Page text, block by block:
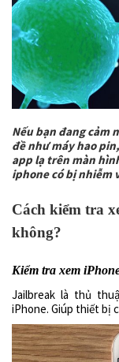
Nếu bạn đang cảm
đề như máy hao
app lạ trên màn
iphone có bị nhiễm
Cách kiểm tra
không?
Kiểm tra xem
Jailbreak là thủ
iPhone. Giúp thiết bị